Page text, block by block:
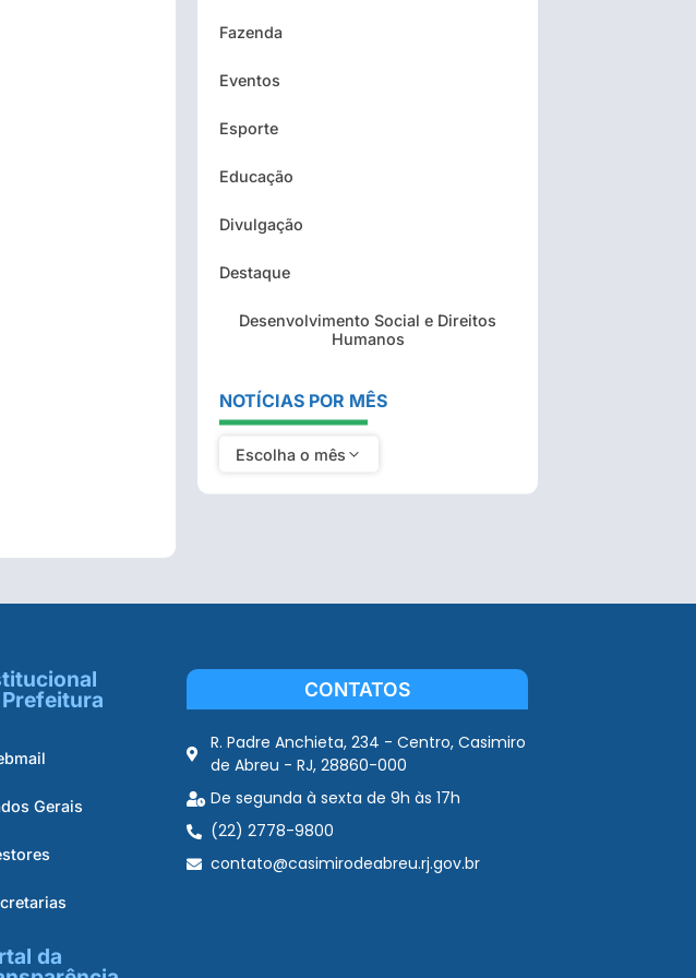
Fazenda
Eventos
Esporte
Educação
Divulgação
Destaque
Desenvolvimento Social e Direitos
Humanos
NOTÍCIAS POR MÊS
Escolha o mês
Gerais
da
CONTATOS
R. Padre Anchieta, 234 - Centro, Casimiro
de Abreu - RJ, 28860-000
De segunda à sexta de 9h às 17h
(22) 2778-9800
contato@casimirodeabreu.rj.gov.br